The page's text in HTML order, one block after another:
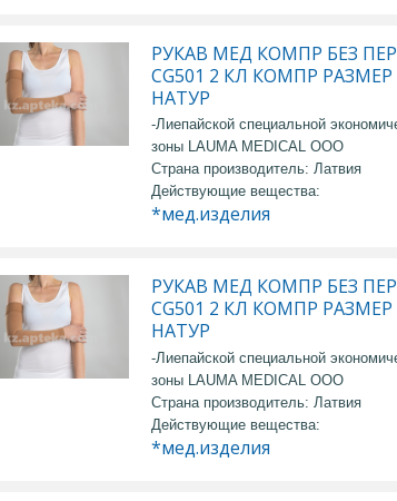
РУКАВ МЕД КОМПР БЕЗ
CG501 2 КЛ КОМПР РАЗМЕР
НАТУР
-Лиепайской специальной
зоны LAUMA MEDICAL OOO
Страна производитель: Латвия
Действующие вещества:
*мед.изделия
РУКАВ МЕД КОМПР БЕЗ
CG501 2 КЛ КОМПР РАЗМЕР
НАТУР
-Лиепайской специальной
зоны LAUMA MEDICAL OOO
Страна производитель: Латвия
Действующие вещества:
*мед.изделия